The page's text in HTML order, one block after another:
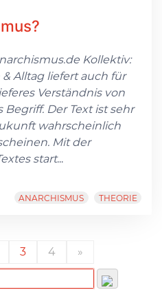
Kollektiv:
Alltag liefert auch für
Verständnis von
Der Text ist sehr
wahrscheinlich
Mit der
start...
ANARCHISMUS THEORIE
3 4 »